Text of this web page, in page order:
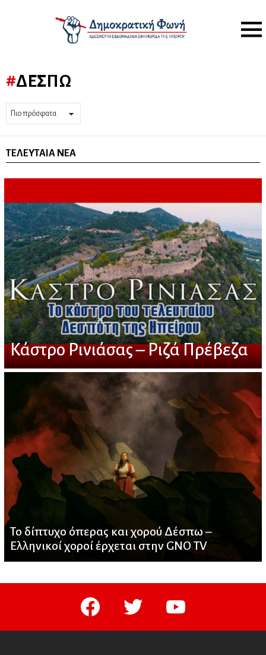
Menu
ΔΈΣΠΩ
ΤΕΛΕΥΤΑΊΑ ΝΈΑ
Κάστρο Ρινιάσας – Ριζά Πρέβεζα
Το δίπτυχο όπερας και χορού Δέσπω –
Ελληνικοί χοροί έρχεται στην GNO TV
facebook twitter youtube